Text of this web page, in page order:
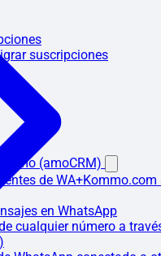
suscripciones
(amoCRM)
de WA+Kommo.com
en WhatsApp
cualquier número a